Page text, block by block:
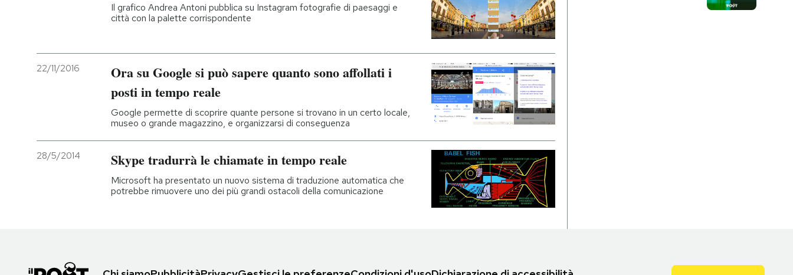
Il grafico Andrea Antoni pubblica su Instagram fotografie di paesaggi e
città con la palette corrispondente
22/11/2016
Ora su Google si può sapere quanto sono affollati i
posti in tempo reale
Google permette di scoprire quante persone si trovano in un certo locale,
museo o grande magazzino, e organizzarsi di conseguenza
28/5/2014 Skype tradurrà le chiamate in tempo reale
Microsoft ha presentato un nuovo sistema di traduzione automatica che
potrebbe rimuovere uno dei più grandi ostacoli della comunicazione